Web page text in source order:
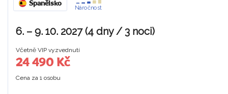
Španělsko
Náročnost
6. – 9. 10. 2027 (4 dny / 3 noci)
Včetně VIP vyzvednutí
24 490 Kč
Cena za 1 osobu